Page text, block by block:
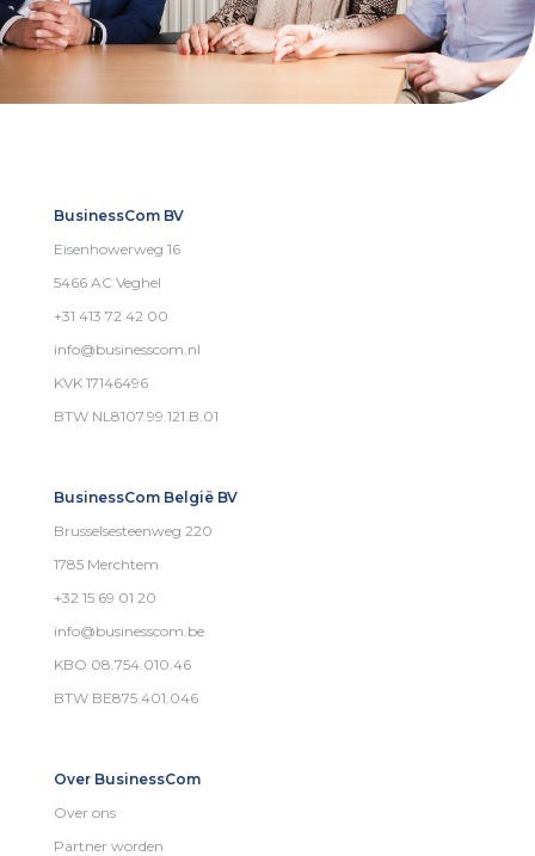
BusinessCom BV
Eisenhowerweg 16
5466 AC Veghel
+31 413 72 42 00
info@businesscom.nl
KVK 17146496
BTW NL8107.99.121.B.01
BusinessCom België BV
Brusselsesteenweg 220
1785 Merchtem
+32 15 69 01 20
info@businesscom.be
KBO 08.754.010.46
BTW BE875.401.046
Over BusinessCom
Over ons
Partner worden